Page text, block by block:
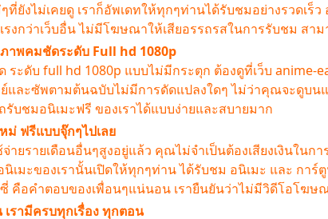
ที่ยังไม่เคยดู เราก็อัพเดทให้ทุกๆท่านได้รับชมอย่างรวดเ
รงกว่าเว็บอื่น ไม่มีโฆษณาให้เสียอรรถรสในการรับชม
าพคมชัดระดับ Full hd 1080p
ะดับ full hd 1080p แบบไม่มีกระตุก ต้องดูที่เว็บ anime-
และซัพตามต้นฉบับไม่มีการดัดแปลงใดๆ ไม่ว่าคุณจะดูบ
บชมอนิเมะฟรี ของเราได้แบบง่ายและสบายมาก
ม่ ฟรีแบบจุ๊กๆไปเลย
ยรายเดือนอื่นๆสูงอยู่แล้ว คุณไม่จำเป็นต้องเสียงเงินในก
นิเมะของเรานั้นเปิดให้ทุกๆท่าน ได้รับชม อนิเมะ และ ก
คือคำตอบของเพื่อนๆแน่นอน เรายืนยันว่าไม่มีวิดีโอโฆ
รามีครบทุกเรื่อง ทุกตอน